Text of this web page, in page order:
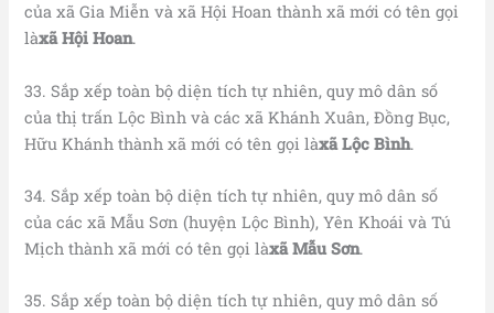
của xã Gia Miễn và xã Hội Hoan thành xã mới có tên gọi
làxã Hội Hoan.
33. Sắp xếp toàn bộ diện tích tự nhiên, quy mô dân số
của thị trấn Lộc Bình và các xã Khánh Xuân, Đồng Bục,
Hữu Khánh thành xã mới có tên gọi làxã Lộc Bình.
34. Sắp xếp toàn bộ diện tích tự nhiên, quy mô dân số
của các xã Mẫu Sơn (huyện Lộc Bình), Yên Khoái và Tú
Mịch thành xã mới có tên gọi làxã Mẫu Sơn.
35. Sắp xếp toàn bộ diện tích tự nhiên, quy mô dân số